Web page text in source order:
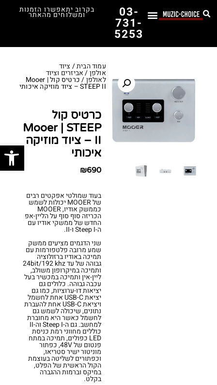
03-
731-
5253
בקרוב יתאפשרו הזמנות
ומשלוחים מהאתר
עמוד הבית/ ציוד
אולפן/אביזרים וציוד
לאולפן / כרטיס קול Mooer |
STEEP II – ציוד מוזיקה איכותי
כרטיס קול
Mooer | STEEP
II – ציוד מוזיקה
איכותי
₪690
בעוד שמולטי אפקטים רבים
של MOOER יכולות לשמש
כממשק אודיו, MOOER
הכריזה סוף סוף על הליין-אפ
החדש של ממשקי אודיו עם
ה-Steep I ו-II.
שני הדגמים מציעים ממשק
שמע מרובה פלטפורמות עם
תמיכה באודיו ברזולוציה
גבוהה של עד 24bit/192 khz
ותמיכה במיקרופון משולב,
ליין-אין ותמיכה במכשיר בעל
עכבה גבוהה. כלולים גם
יציאות דו-ערוציות, כמו גם
יציאת USB-C אחת לחשמל
ויציאת USB-C אחת להעברת
נתונים, שיכולה לשמש גם
לחשמל כאשר היא מחוברת
למחשב. גם ה-Steep I וה-II
כוללים מחווני רמת כניסת
LED כפולים, תמיכה במתח
פנטום של 48V, כפתור
מוניטור ישיר סטריאו,
וכפתורים לשליטה בעוצמת
הקול הראשית של הפלט,
במיקס וברמות ההגברה
בקלט.
פתח